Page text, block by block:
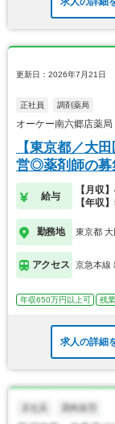
更新日：2026年7月21日
正社員 調剤薬局
オーケー南六郷店薬
【東京都／大
営◎薬剤師の募
給与
【月収
【年収
勤務地 東京都 大
アクセス 京急本線
年収650万円以上可 残
求人の詳細